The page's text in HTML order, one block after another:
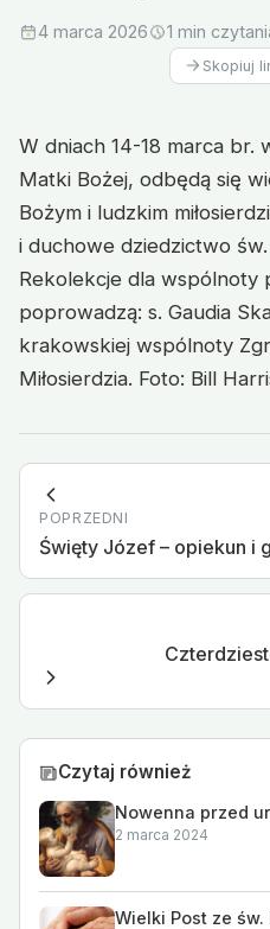
4 marca 2026 1 min
Skopiuj
W dniach 14-18 marca br.
Matki Bożej, odbędą się
Bożym i ludzkim
i duchowe dziedzictwo
Rekolekcje dla wspólnoty
poprowadzą: s. Gaudia
krakowskiej wspólnoty
Miłosierdzia. Foto: Bill
POPRZEDNI
Święty Józef – opiekun i
Czytaj również
Nowenna przed
2 marca 2024
Wielki Post ze św.